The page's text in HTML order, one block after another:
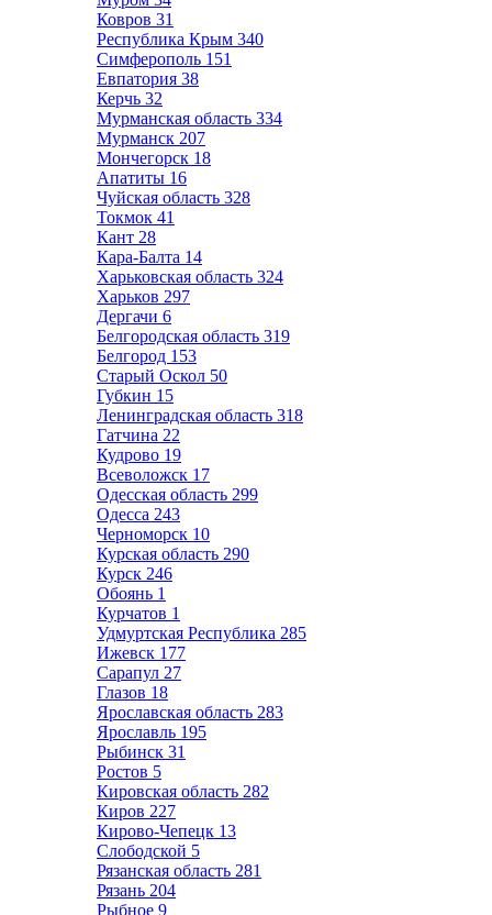
Ковров 31
Республика Крым 340
Симферополь 151
Евпатория 38
Керчь 32
Мурманская область 334
Мурманск 207
Мончегорск 18
Апатиты 16
Чуйская область 328
Токмок 41
Кант 28
Кара-Балта 14
Харьковская область 324
Харьков 297
Дергачи 6
Белгородская область 319
Белгород 153
Старый Оскол 50
Губкин 15
Ленинградская область 318
Гатчина 22
Кудрово 19
Всеволожск 17
Одесская область 299
Одесса 243
Черноморск 10
Курская область 290
Курск 246
Обоянь 1
Курчатов 1
Удмуртская Республика 285
Ижевск 177
Сарапул 27
Глазов 18
Ярославская область 283
Ярославль 195
Рыбинск 31
Ростов 5
Кировская область 282
Киров 227
Кирово-Чепецк 13
Слободской 5
Рязанская область 281
Рязань 204
Рыбное 9